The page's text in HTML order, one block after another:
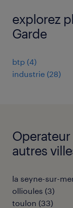
explorez
Garde
btp (4)
industrie (28)
Operateur
autres
la seyne-sur-
ollioules (3)
toulon (33)